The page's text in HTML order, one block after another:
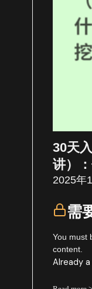
30天
讲）
2025年
需
You must
content.
Already